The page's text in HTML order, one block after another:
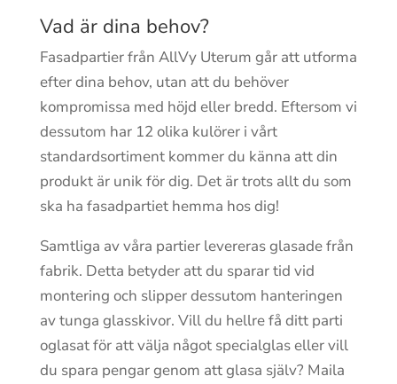
Vad är dina behov?
Fasadpartier från AllVy Uterum går att utforma
efter dina behov, utan att du behöver
kompromissa med höjd eller bredd. Eftersom vi
dessutom har 12 olika kulörer i vårt
standardsortiment kommer du känna att din
produkt är unik för dig. Det är trots allt du som
ska ha fasadpartiet hemma hos dig!
Samtliga av våra partier levereras glasade från
fabrik. Detta betyder att du sparar tid vid
montering och slipper dessutom hanteringen
av tunga glasskivor. Vill du hellre få ditt parti
oglasat för att välja något specialglas eller vill
du spara pengar genom att glasa själv? Maila